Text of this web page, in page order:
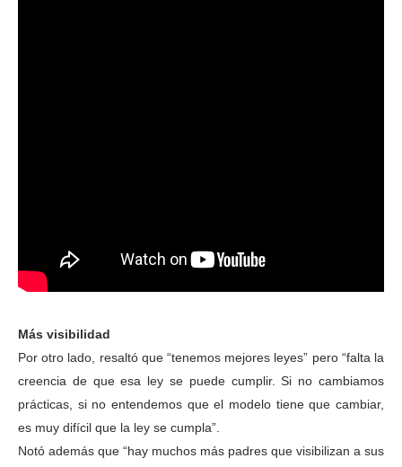
Más visibilidad
Por otro lado, resaltó que “tenemos mejores leyes” pero “falta la
creencia de que esa ley se puede cumplir. Si no cambiamos
prácticas, si no entendemos que el modelo tiene que cambiar,
es muy difícil que la ley se cumpla”.
Notó además que “hay muchos más padres que visibilizan a sus